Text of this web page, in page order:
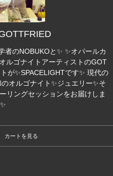
者のNOBUKOと✨ ✨オパールカ
ルゴナイトアーティストのGOT
が✨SPACELIGHTです✨ 現代の
オルゴナイト✨ジュエリー✨そ
リングセッションをお届けしま
カートを見る